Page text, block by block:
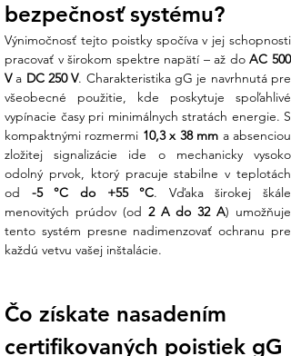
váš motor alebo či by ste mali zvoliť skôr
pomalšiu poistku aM? Náš tím v Ensun
vám pomôže s výberom správnej
vypínacej charakteristiky, aby ste predišli
zbytočným výpadkom pri rozbehu
zariadení.
Technické parametre:
V Ensun dbáme na to, aby vaše rozvádzače
boli vybavené komponentmi s presne
definovanými vlastnosťami:
Parameter
Hodnota
(AC)
Menovité napätie
250 V
bezpečnosť systému?
Výnimočnosť tejto poistky spočíva v jej schopnosti
pracovať v širokom spektre napätí – až do AC 500
V a DC 250 V. Charakteristika gG je navrhnutá pre
všeobecné použitie, kde poskytuje spoľahlivé
vypínacie časy pri minimálnych stratách energie. S
kompaktnými rozmermi 10,3 x 38 mm a absenciou
zložitej signalizácie ide o mechanicky vysoko
odolný prvok, ktorý pracuje stabilne v teplotách
od -5 °C do +55 °C. Vďaka širokej škále
menovitých prúdov (od 2 A do 32 A) umožňuje
tento systém presne nadimenzovať ochranu pre
každú vetvu vašej inštalácie.
Čo získate nasadením
certifikovaných poistiek gG